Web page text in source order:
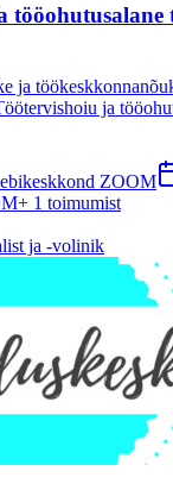
tööohutusalane
ja
ja
ZOOM
+ 1 toimumist
ja -volinik